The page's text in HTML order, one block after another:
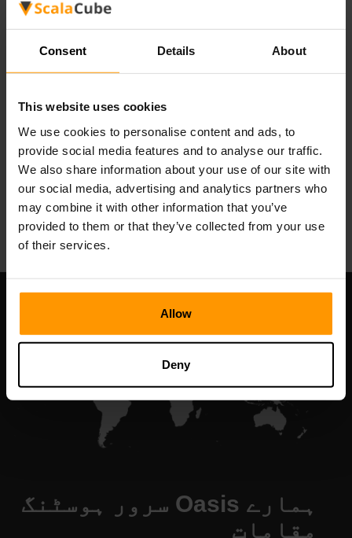
Consent Details About
This website uses cookies
We use cookies to personalise content and ads, to
provide social media features and to analyse our traffic.
We also share information about your use of our site with
our social media, advertising and analytics partners who
may combine it with other information that you’ve
provided to them or that they’ve collected from your use
of their services.
Allow
Deny
سرور ہوسٹنگ
All Games
ہمارے Oasis سرور ہوسٹنگ
مقامات